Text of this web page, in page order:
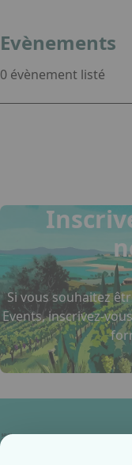
Evènements
0 évènement listé
Si vous souhaitez
Events, inscrivez-